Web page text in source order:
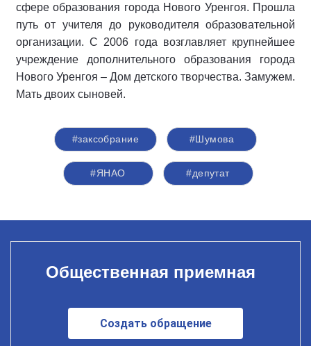
сфере образования города Нового Уренгоя. Прошла
путь от учителя до руководителя образовательной
организации. С 2006 года возглавляет крупнейшее
учреждение дополнительного образования города
Нового Уренгоя – Дом детского творчества. Замужем.
Мать двоих сыновей.
#заксобрание #Шумова
#ЯНАО #депутат
Общественная приемная
Создать обращение